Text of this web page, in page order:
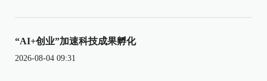
“AI+创业”加速科技成果孵化
2026-08-04 09:31